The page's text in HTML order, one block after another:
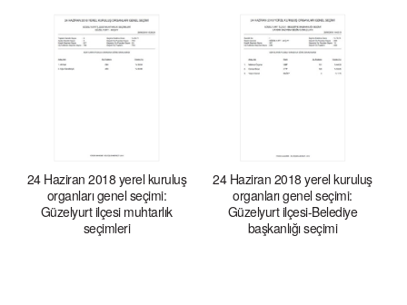
24 Haziran 2018 yerel kuruluş
organları genel seçimi:
Güzelyurt ilçesi muhtarlık
seçimleri
24 Haziran 2018 yerel kuruluş
organları genel seçimi:
Güzelyurt ilçesi-Belediye
başkanlığı seçimi